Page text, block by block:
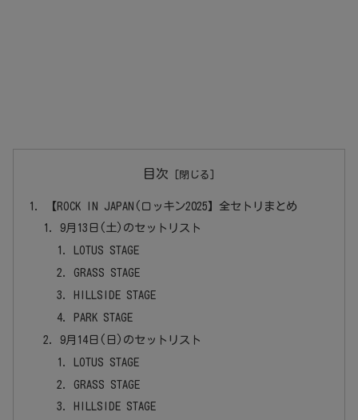
目次
【ROCK IN JAPAN(ロッキン2025】全セトリまとめ
9月13日(土)のセットリスト
LOTUS STAGE
GRASS STAGE
HILLSIDE STAGE
PARK STAGE
9月14日(日)のセットリスト
LOTUS STAGE
GRASS STAGE
HILLSIDE STAGE